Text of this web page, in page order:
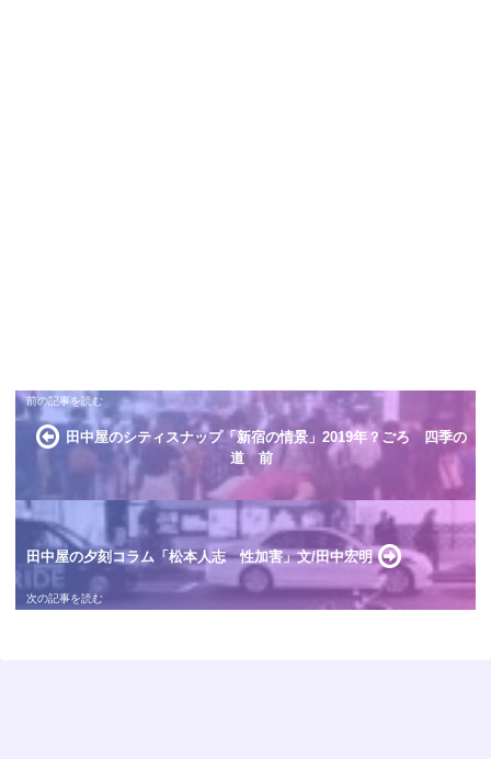
田中屋のシティスナップ「新宿の情景」2019年？ごろ 四季の
道 前
田中屋の夕刻コラム「松本人志 性加害」文/田中宏明